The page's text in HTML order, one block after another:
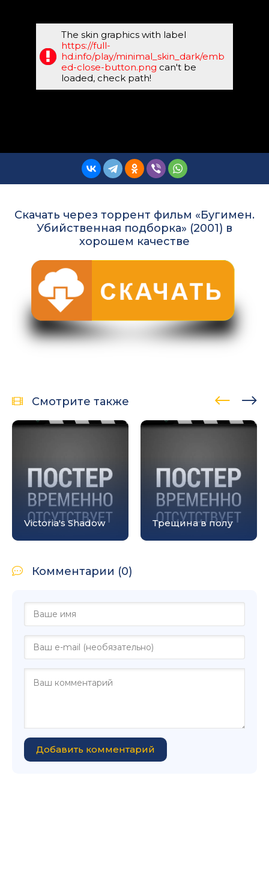
The skin graphics with label
https://full-
hd.info/play/minimal_skin_dark/emb
ed-close-button.png can't be
loaded, check path!
Скачать через торрент фильм «Бугимен.
Убийственная подборка» (2001) в
хорошем качестве
Смотрите также
Victoria's Shadow Трещина в полу
Комментарии (0)
Добавить комментарий